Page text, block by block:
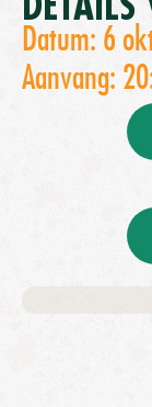
Datum: 6
Aanvang: